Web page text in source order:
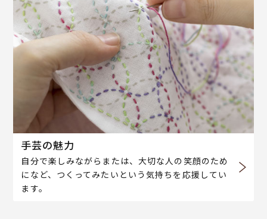
手芸の魅力
自分で楽しみながらまたは、大切な人の笑顔のため
になど、つくってみたいという気持ちを応援してい
ます。